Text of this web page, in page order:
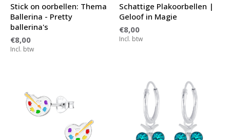
Stick on oorbellen: Thema
Ballerina - Pretty
ballerina's
€8,00
Incl. btw
Schattige Plakoorbellen |
Geloof in Magie
€8,00
Incl. btw